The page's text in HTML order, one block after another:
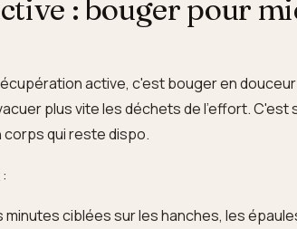
: bouger pour
active, c'est bouger en
plus vite les déchets de l'effort. C'est
qui reste dispo.
minutes ciblées sur les hanches, les